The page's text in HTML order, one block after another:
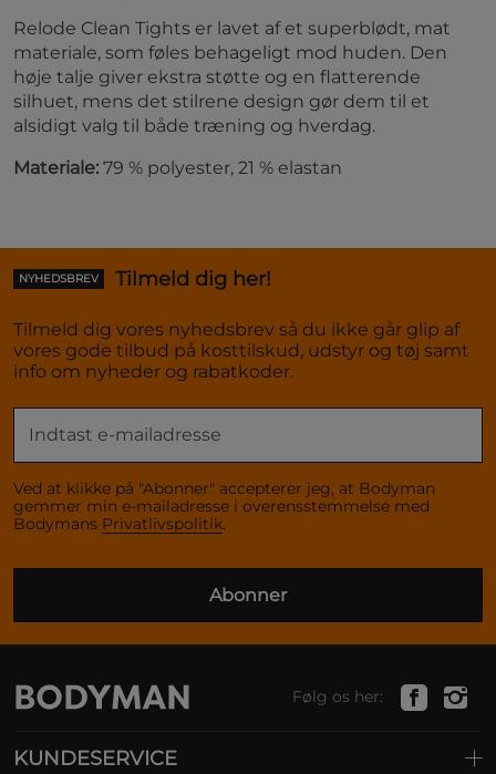
Relode Clean Tights er lavet af et superblødt, mat
materiale, som føles behageligt mod huden. Den
høje talje giver ekstra støtte og en flatterende
silhuet, mens det stilrene design gør dem til et
alsidigt valg til både træning og hverdag.
Materiale: 79 % polyester, 21 % elastan
NYHEDSBREV Tilmeld dig her!
Tilmeld dig vores nyhedsbrev så du ikke går glip af
vores gode tilbud på kosttilskud, udstyr og tøj samt
info om nyheder og rabatkoder.
Ved at klikke på "Abonner" accepterer jeg, at Bodyman
gemmer min e-mailadresse i overensstemmelse med
Bodymans Privatlivspolitik.
Abonner
Følg os her:
KUNDESERVICE